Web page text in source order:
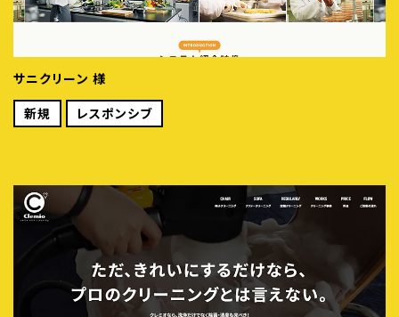
サニクリーン 様
新規
レスポンシブ